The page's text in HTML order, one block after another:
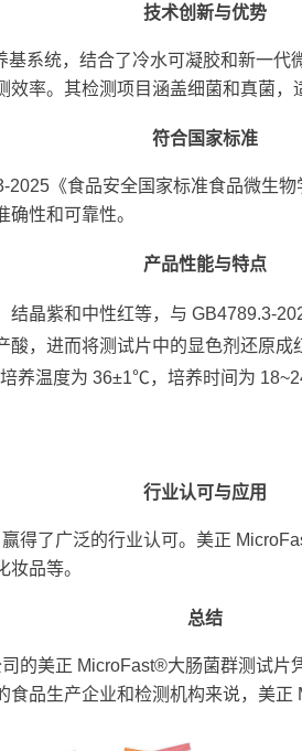
技术创新与优势
系统，结合了冷水可凝胶和新一
率。其检测项目涵盖细菌和真菌，
符合国家标准
《食品安全国家标准食品微生
性和可靠性。
产品性能与特点
晶紫和中性红等，与 GB4789.3-
，进而将测试片中的显色剂还原成
养温度为 36±1℃，培养时间为
行业认可与应用
得了广泛的行业认可。美正
品等。
总结
的美正 MicroFast®大肠菌群测试
品生产企业和检测机构来说，美正